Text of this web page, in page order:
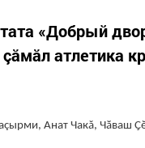
«Добрый
атлетика
Анат Чакă, Чӑваш